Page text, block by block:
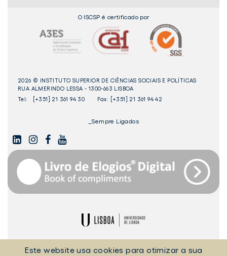
O ISCSP é certificado por
2026 © INSTITUTO SUPERIOR DE CIÊNCIAS SOCIAIS E POLÍTICAS
RUA ALMERINDO LESSA - 1300-663 LISBOA
Tel:
[+351] 21 361 94 30 Fax: [+351] 21 361 94 42
_Sempre Ligados
LINKEDININSTAGAMFACEBOOK
YOUTUBE
TERMOS E CONDIÇÕES
EQUIPA TÉCNICA
Este website usa cookies para otimizar a sua